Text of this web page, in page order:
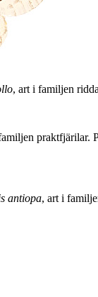
, art i familjen
praktfjärilar.
antiopa, art i